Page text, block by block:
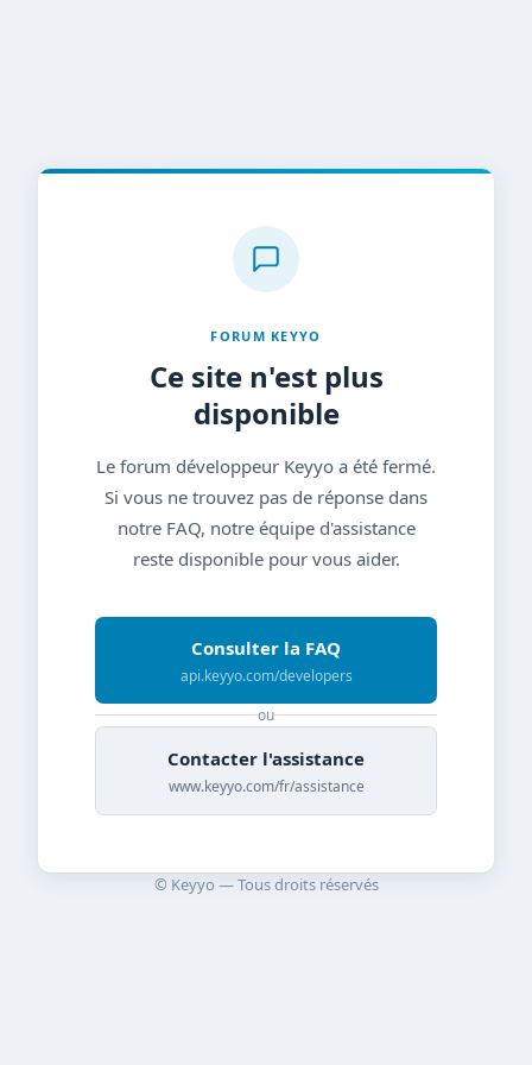
FORUM KEYYO
Ce site n'est plus
disponible
Le forum développeur Keyyo a été fermé.
Si vous ne trouvez pas de réponse dans
notre FAQ, notre équipe d'assistance
reste disponible pour vous aider.
Consulter la FAQ
api.keyyo.com/developers
ou
Contacter l'assistance
www.keyyo.com/fr/assistance
© Keyyo — Tous droits réservés